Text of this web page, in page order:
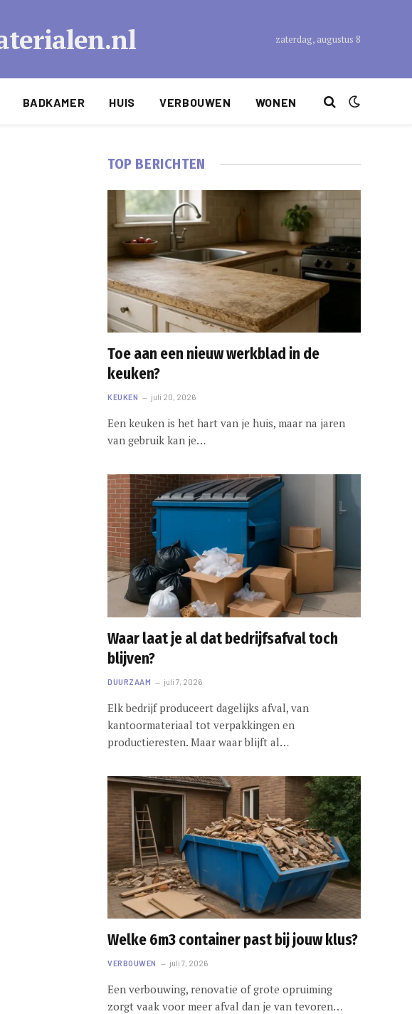
zaterdag, augustus 8
BADKAMER HUIS VERBOUWEN WONEN
TOP BERICHTEN
Toe aan een nieuw werkblad in de
keuken?
KEUKEN juli 20, 2026
Een keuken is het hart van je huis, maar na jaren
van gebruik kan je…
Waar laat je al dat bedrijfsafval toch
blijven?
DUURZAAM juli 7, 2026
Elk bedrijf produceert dagelijks afval, van
kantoormateriaal tot verpakkingen en
productieresten. Maar waar blijft al…
Welke 6m3 container past bij jouw klus?
VERBOUWEN juli 7, 2026
Een verbouwing, renovatie of grote opruiming
zorgt vaak voor meer afval dan je van tevoren…